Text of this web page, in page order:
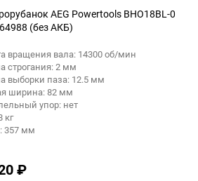
30
AEG Powertools BHO18BL-0
(без АКБ)
вращения вала: 14300 об/мин
строгания: 2 мм
выборки паза: 12.5 мм
ширина: 82 мм
упор: нет
кг
357 мм
₽